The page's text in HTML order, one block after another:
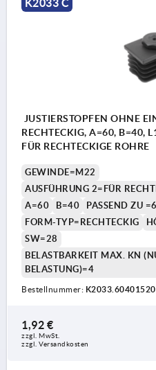
K2033 C
JUSTIERSTOPFEN OHNE
RECHTECKIG, A=60, B=40,
FÜR RECHTECKIGE ROHRE
GEWINDE=M22
AUSFÜHRUNG 2=FÜR
A=60
B=40 PASSEND ZU
FORM-TYP=RECHTECKIG
SW=28
BELASTBARKEIT MAX. KN
BELASTUNG)=4
Bestellnummer:
1,92 €
zzgl. MwSt.
zzgl. Versandkosten